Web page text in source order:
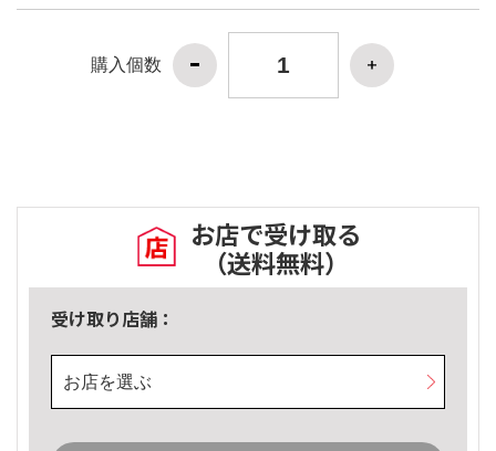
購入個数
お店で受け取る
（送料無料）
受け取り店舗：
お店を選ぶ